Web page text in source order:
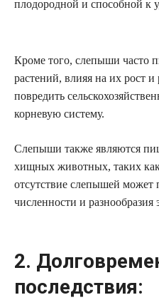
плодородной и способной к
Кроме того, слепыши часто
растений, влияя на их рост
повредить
корневую систему.
Слепыши также являются
хищных животных, таких
отсутствие слепышей
численности и
2.
последствия: